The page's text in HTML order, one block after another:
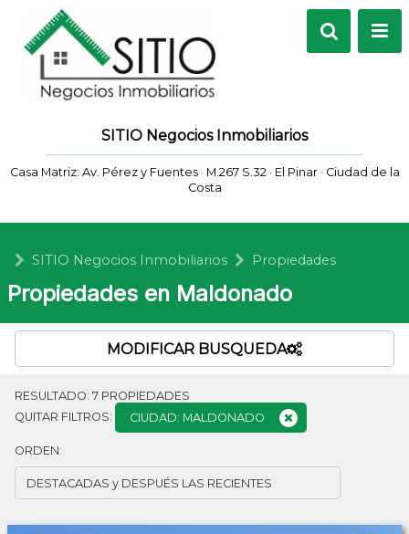
SITIO Negocios Inmobiliarios
Casa Matriz: Av. Pérez y Fuentes · M.267 S.32 · El Pinar · Ciudad de la
Costa
SITIO Negocios Inmobiliarios Propiedades
Propiedades en Maldonado
MODIFICAR BUSQUEDA
RESULTADO: 7 PROPIEDADES
QUITAR FILTROS:
CIUDAD: MALDONADO
ORDEN: